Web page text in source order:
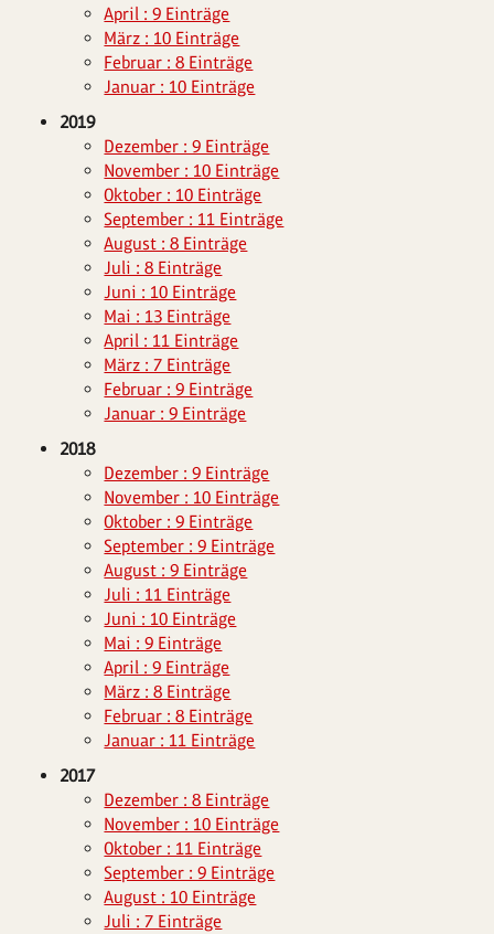
April : 9 Einträge
März : 10 Einträge
Februar : 8 Einträge
Januar : 10 Einträge
2019
Dezember : 9 Einträge
November : 10 Einträge
Oktober : 10 Einträge
September : 11 Einträge
August : 8 Einträge
Juli : 8 Einträge
Juni : 10 Einträge
Mai : 13 Einträge
April : 11 Einträge
März : 7 Einträge
Februar : 9 Einträge
Januar : 9 Einträge
2018
Dezember : 9 Einträge
November : 10 Einträge
Oktober : 9 Einträge
September : 9 Einträge
August : 9 Einträge
Juli : 11 Einträge
Juni : 10 Einträge
Mai : 9 Einträge
April : 9 Einträge
März : 8 Einträge
Februar : 8 Einträge
Januar : 11 Einträge
2017
Dezember : 8 Einträge
November : 10 Einträge
Oktober : 11 Einträge
September : 9 Einträge
August : 10 Einträge
Juli : 7 Einträge